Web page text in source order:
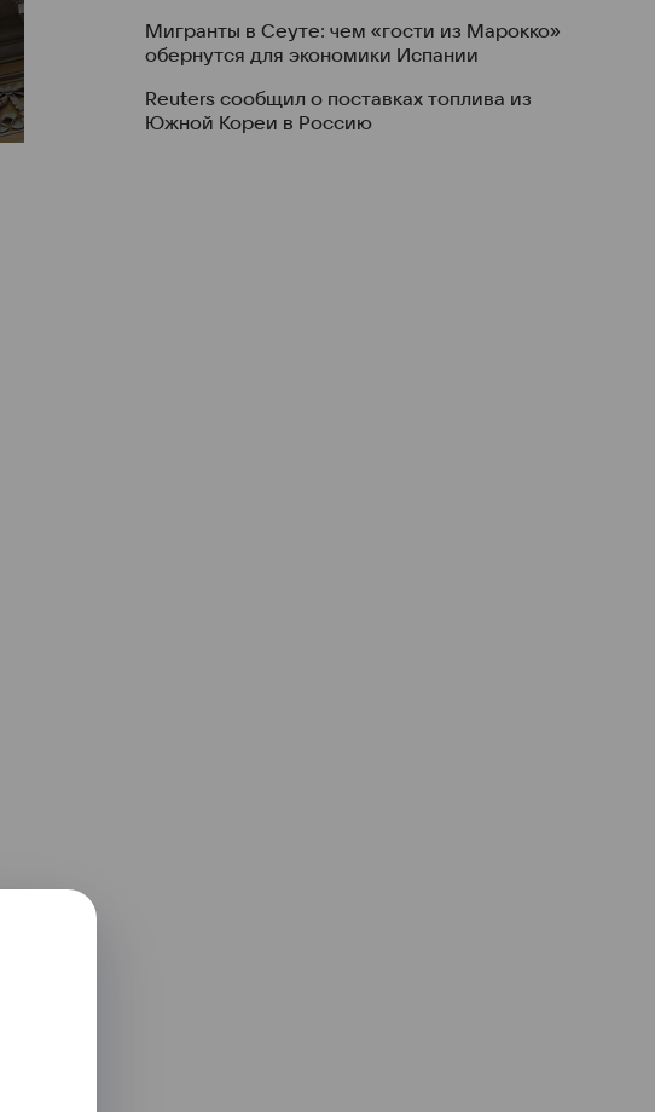
Мигранты в Сеуте: чем «гости из Марокко»
обернутся для экономики Испании
Reuters сообщил о поставках топлива из
Южной Кореи в Россию